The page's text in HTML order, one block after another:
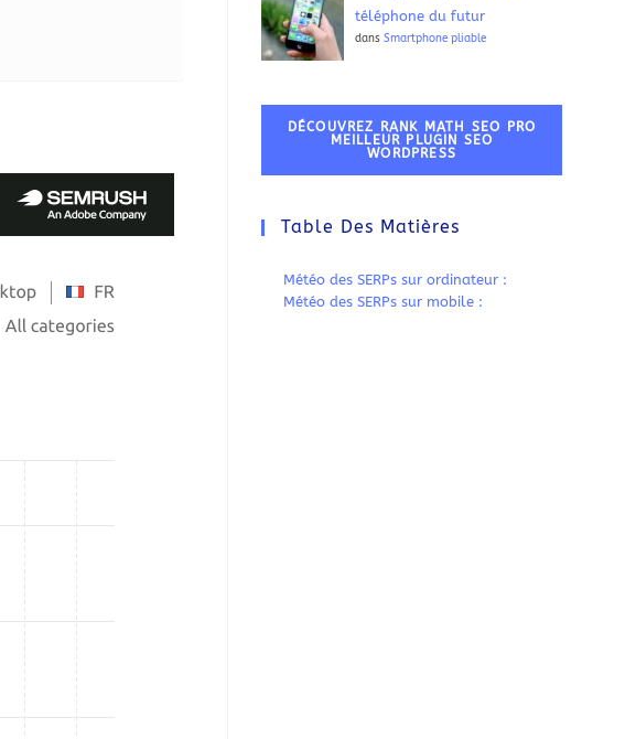
téléphone du futur
dansSmartphone pliable
DÉCOUVREZ RANK MATH SEO PRO
MEILLEUR PLUGIN SEO
WORDPRESS
Table Des Matières
Météo des SERPs sur ordinateur :
Météo des SERPs sur mobile :